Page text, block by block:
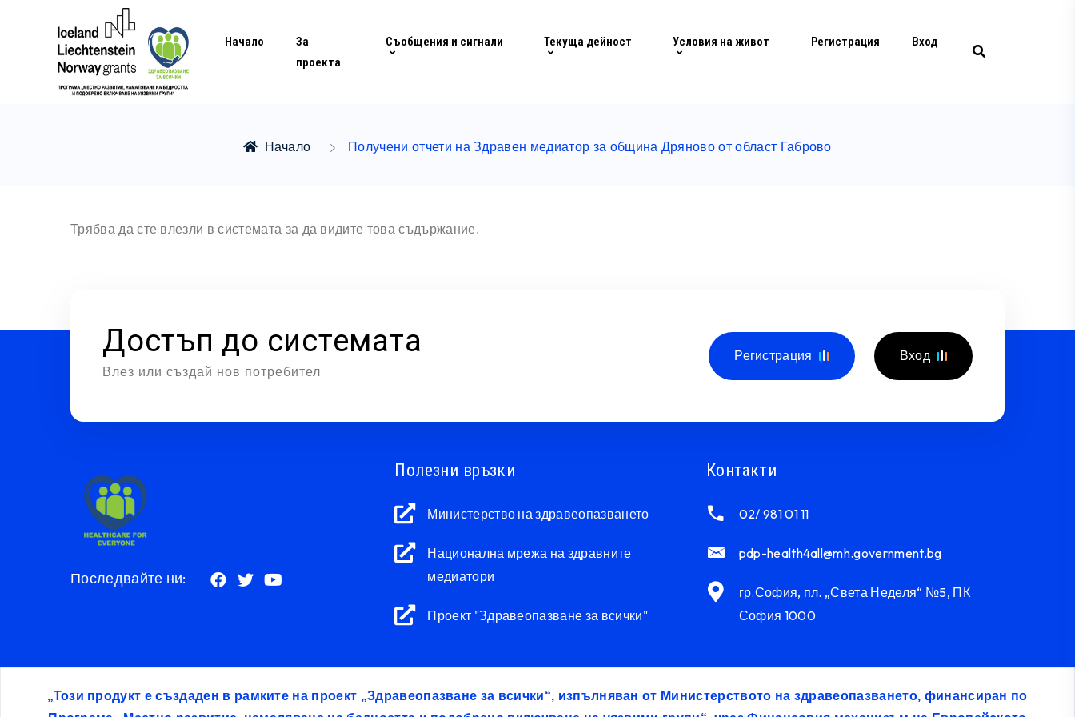
Начало
За
проекта
Съобщения и сигнали Текуща дейност Условия на живот Регистрация Вход
Начало Получени отчети на Здравен медиатор за община Дряново от област Габрово
Трябва да сте влезли в системата за да видите това съдържание.
Достъп до системата
Влез или създай нов потребител
Регистрация Вход
Последвайте ни:
Полезни връзки
Министерство на здравеопазването
Национална мрежа на здравните
медиатори
Проект "Здравеопазване за всички"
Контакти
02/ 981 01 11
pdp-health4all@mh.government.bg
гр.София, пл. „Света Неделя“ №5, ПК
София 1000
„Този продукт е създаден в рамките на проект „Здравеопазване за всички“, изпълняван от Министерството на здравеопазването, финансиран по